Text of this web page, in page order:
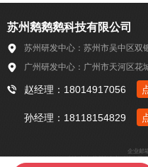
苏州鹅鹅鹅科技有限公司
苏州研发中心：苏州市吴中区双
广州研发中心：广州市天河区花
赵经理：18014917056
孙经理：18118154829
企业邮
Copyright © 2018-2022 版权所有 苏州鹅鹅鹅科技有限